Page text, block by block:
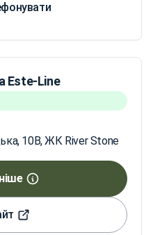
Este-Line
10В, ЖК River Stone